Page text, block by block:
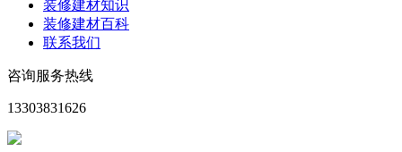
装修建材知识
装修建材百科
联系我们
咨询服务热线
13303831626